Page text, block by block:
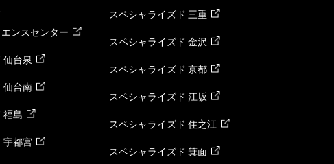
ンスセンター
仙台泉
仙台南
福島
宇都宮
スペシャライズド 三重
スペシャライズド 金沢
スペシャライズド 京都
スペシャライズド 江坂
スペシャライズド 住之江
スペシャライズド 箕面